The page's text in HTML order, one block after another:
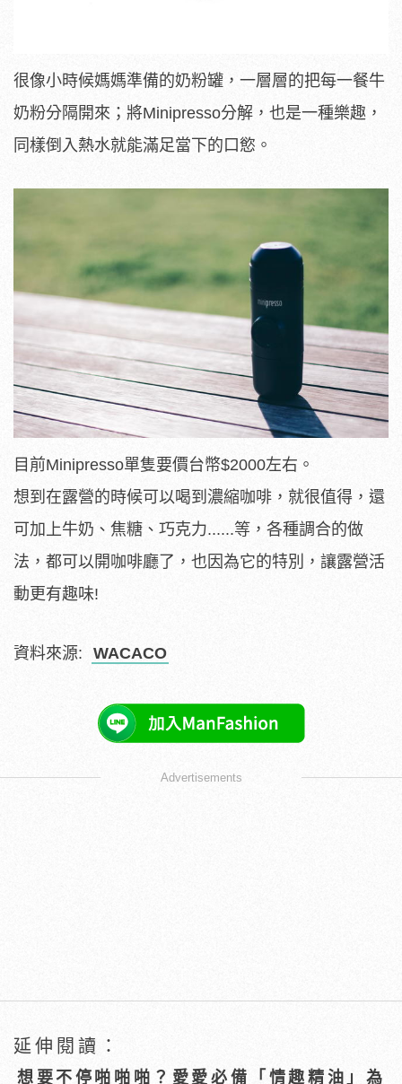
很像小時候媽媽準備的奶粉罐，一層層的把每一餐牛
奶粉分隔開來；將Minipresso分解，也是一種樂趣，
同樣倒入熱水就能滿足當下的口慾。
目前Minipresso單隻要價台幣$2000左右。
想到在露營的時候可以喝到濃縮咖啡，就很值得，還
可加上牛奶、焦糖、巧克力......等，各種調合的做
法，都可以開咖啡廳了，也因為它的特別，讓露營活
動更有趣味!
資料來源: WACACO
Advertisements
延伸閱讀：
想要不停啪啪啪？愛愛必備「情趣精油」為